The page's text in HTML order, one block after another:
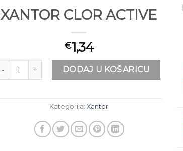
XANTOR CLOR ACTIVE
€1,34
XANTOR CLOR ACTIVE količina
DODAJ U KOŠARICU
Kategorija: Xantor